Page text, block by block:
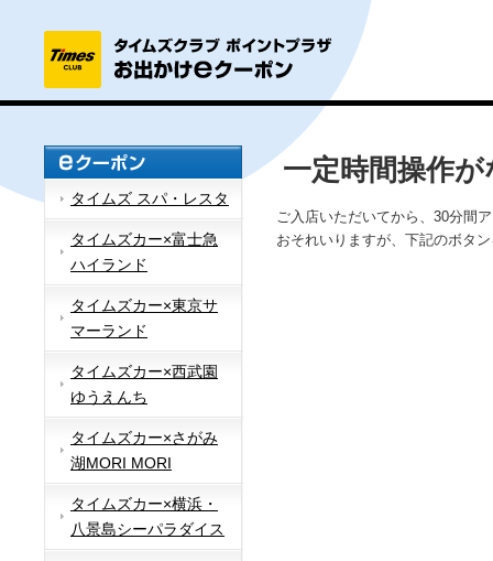
タイムズ スパ・レスタ
タイムズカー×富士急
ハイランド
タイムズカー×東京サ
マーランド
タイムズカー×西武園
ゆうえんち
タイムズカー×さがみ
湖MORI MORI
タイムズカー×横浜・
八景島シーパラダイス
一定時間操作
ご入店いただいてから、30分間
おそれいりますが、下記のボタ